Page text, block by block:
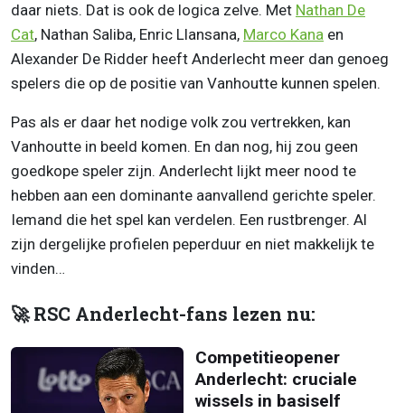
daar niets. Dat is ook de logica zelve. Met Nathan De
Cat, Nathan Saliba, Enric Llansana, Marco Kana en
Alexander De Ridder heeft Anderlecht meer dan genoeg
spelers die op de positie van Vanhoutte kunnen spelen.
Pas als er daar het nodige volk zou vertrekken, kan
Vanhoutte in beeld komen. En dan nog, hij zou geen
goedkope speler zijn. Anderlecht lijkt meer nood te
hebben aan een dominante aanvallend gerichte speler.
Iemand die het spel kan verdelen. Een rustbrenger. Al
zijn dergelijke profielen peperduur en niet makkelijk te
vinden…
🚀 RSC Anderlecht-fans lezen nu:
Competitieopener
Anderlecht: cruciale
wissels in basiself